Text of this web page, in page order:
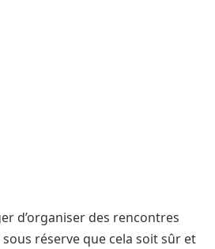
d’organiser des rencontres
sous réserve que cela soit sûr et